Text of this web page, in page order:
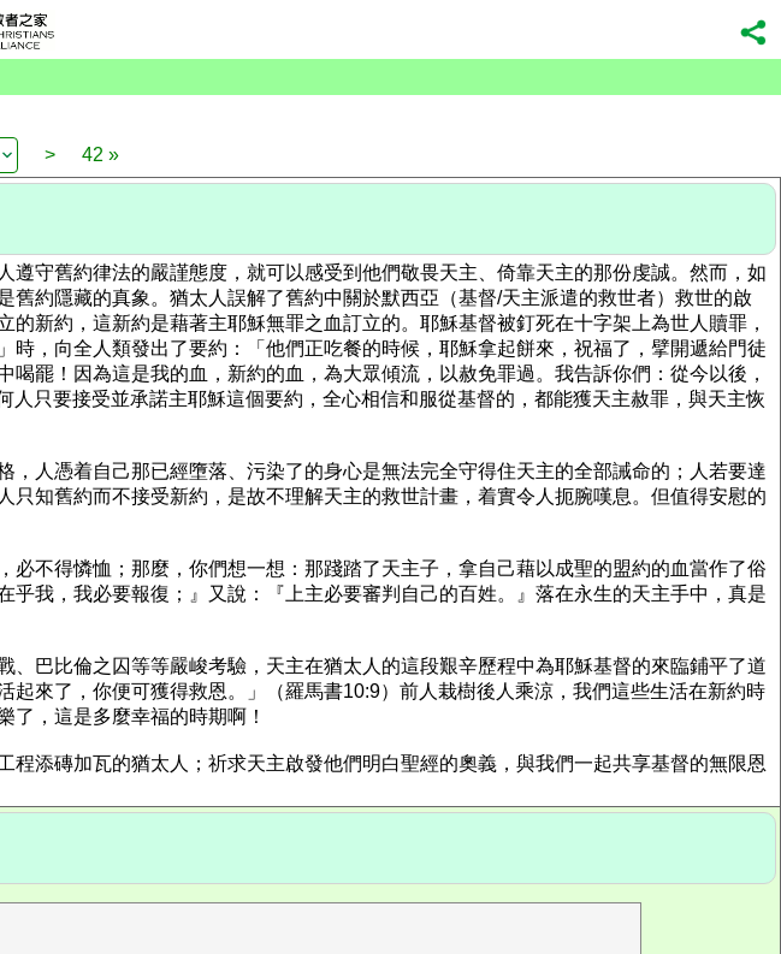
> 42 »
守舊約律法的嚴謹態度，就可以感受到他們敬畏天主、倚靠天主的那份虔誠。然而，如
約隱藏的真象。猶太人誤解了舊約中關於默西亞（基督/天主派遣的救世者）救世的啟
新約，這新約是藉著主耶穌無罪之血訂立的。耶穌基督被釘死在十字架上為世人贖罪，
，向全人類發出了要約：「他們正吃餐的時候，耶穌拿起餅來，祝福了，擘開遞給門徒
罷！因為這是我的血，新約的血，為大眾傾流，以赦免罪過。我告訴你們：從今以後，
只要接受並承諾主耶穌這個要約，全心相信和服從基督的，都能獲天主赦罪，與天主恢
人憑着自己那已經墮落、污染了的身心是無法完全守得住天主的全部誡命的；人若要達
知舊約而不接受新約，是故不理解天主的救世計畫，着實令人扼腕嘆息。但值得安慰的
不得憐恤；那麼，你們想一想：那踐踏了天主子，拿自己藉以成聖的盟約的血當作了俗
我，我必要報復；』又說：『上主必要審判自己的百姓。』落在永生的天主手中，真是
巴比倫之囚等等嚴峻考驗，天主在猶太人的這段艱辛歷程中為耶穌基督的來臨鋪平了道
來了，你便可獲得救恩。」（羅馬書10:9）前人栽樹後人乘涼，我們這些生活在新約時
了，這是多麼幸福的時期啊！
添磚加瓦的猶太人；祈求天主啟發他們明白聖經的奧義，與我們一起共享基督的無限恩